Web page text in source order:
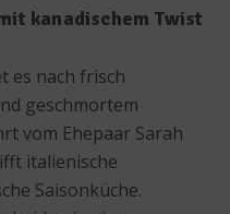
kanadischem Twist
es nach frisch
geschmortem
vom Ehepaar Sarah
italienische
Saisonküche.